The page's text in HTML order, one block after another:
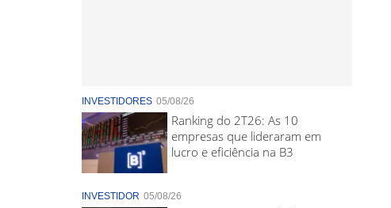
INVESTIDORES 05/08/26
Ranking do 2T26: As 10
empresas que lideraram em
lucro e eficiência na B3
INVESTIDOR 05/08/26